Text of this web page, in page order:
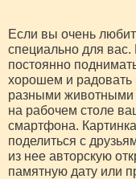
Если вы очень
специально для вас.
постоянно
хорошем и
разными животными
на рабочем столе
смартфона.
поделиться с
из нее авторскую
памятную дату или